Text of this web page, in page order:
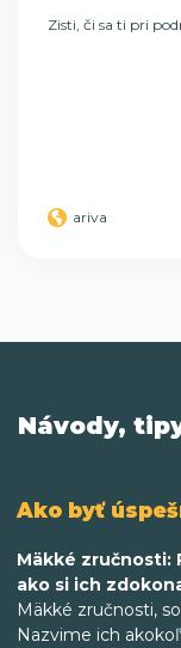
Zisti, či sa ti pri
ariva
Návody,
Ako byť
Mäkké zručnosti:
ako si ich
Mäkké zručnosti,
Nazvime ich